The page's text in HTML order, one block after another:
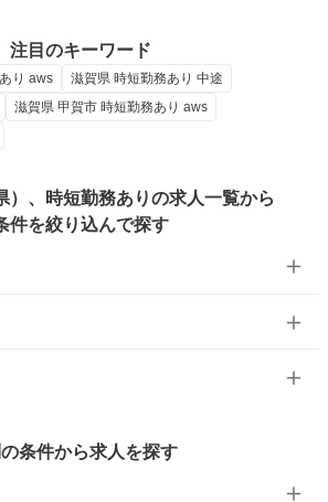
注目のキーワード
り aws
滋賀県 時短勤務あり 中途
滋賀県 甲賀市 時短勤務あり aws
）、時短勤務ありの求人一覧から
件を絞り込んで探す
の条件から求人を探す